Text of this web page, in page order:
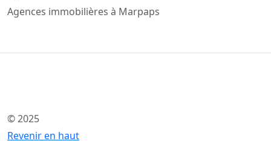
Agences immobilières à Marpaps
© 2025
Revenir en haut